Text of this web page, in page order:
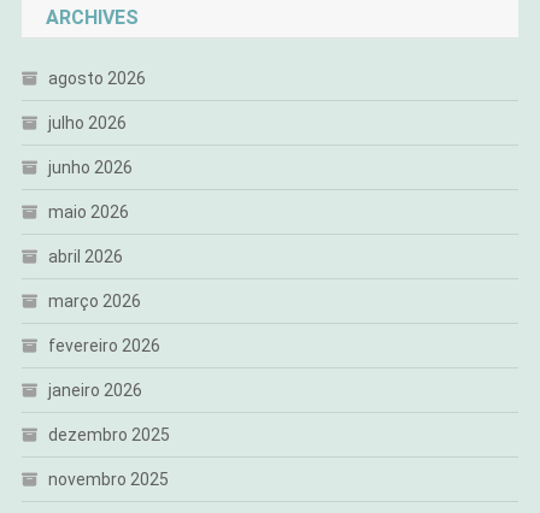
ARCHIVES
agosto 2026
julho 2026
junho 2026
maio 2026
abril 2026
março 2026
fevereiro 2026
janeiro 2026
dezembro 2025
novembro 2025